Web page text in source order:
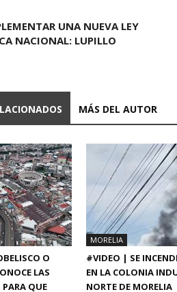
UNA NUEVA LEY
NACIONAL: LUPILLO
MÁS DEL AUTOR
O
LAS
QUE
MORELIA
#VIDEO | SE
EN LA COLONIA
NORTE DE MORELIA